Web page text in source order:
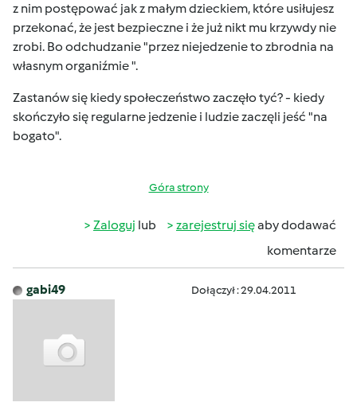
z nim postępować jak z małym dzieckiem, które usiłujesz
przekonać, że jest bezpieczne i że już nikt mu krzywdy nie
zrobi. Bo odchudzanie "przez niejedzenie to zbrodnia na
własnym organiźmie ".
Zastanów się kiedy społeczeństwo zaczęło tyć? - kiedy
skończyło się regularne jedzenie i ludzie zaczęli jeść "na
bogato".
Góra strony
Zaloguj lub zarejestruj sięaby dodawać
komentarze
gabi49 Dołączył : 29.04.2011